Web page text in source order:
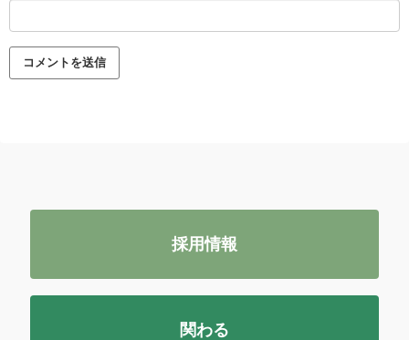
採用情報
関わる